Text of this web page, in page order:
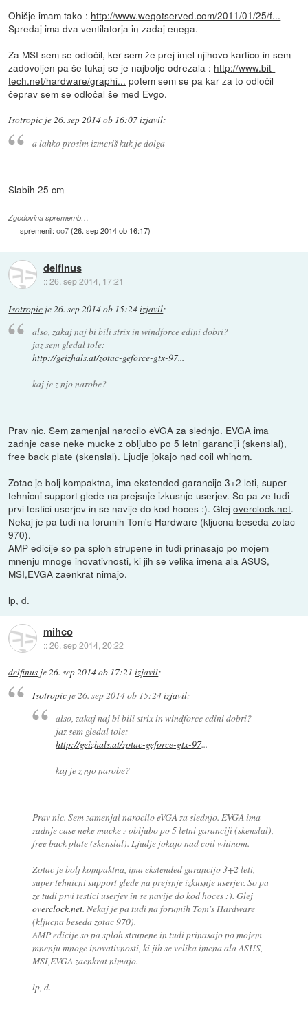
Ohišje imam tako : http://www.wegotserved.com/2011/01/25/f...
Spredaj ima dva ventilatorja in zadaj enega.
Za MSI sem se odločil, ker sem že prej imel njihovo kartico in sem
zadovoljen pa še tukaj se je najbolje odrezala : http://www.bit-
tech.net/hardware/graphi... potem sem se pa kar za to odločil
čeprav sem se odločal še med Evgo.
Isotropic je26. sep 2014 ob 16:07izjavil:
a lahko prosim izmeriš kuk je dolga
Slabih 25 cm
Zgodovina sprememb…
spremenil:oo7(26. sep 2014 ob 16:17)
delfinus
::26. sep 2014, 17:21
Isotropic je26. sep 2014 ob 15:24izjavil:
also, zakaj naj bi bili strix in windforce edini dobri?
jaz sem gledal tole:
http://geizhals.at/zotac-geforce-gtx-97...
kaj je z njo narobe?
Prav nic. Sem zamenjal narocilo eVGA za slednjo. EVGA ima
zadnje case neke mucke z obljubo po 5 letni garanciji (skenslal),
free back plate (skenslal). Ljudje jokajo nad coil whinom.
Zotac je bolj kompaktna, ima ekstended garancijo 3+2 leti, super
tehnicni support glede na prejsnje izkusnje userjev. So pa ze tudi
prvi testici userjev in se navije do kod hoces :). Glejoverclock.net.
Nekaj je pa tudi na forumih Tom's Hardware (kljucna beseda zotac
970).
AMP edicije so pa sploh strupene in tudi prinasajo po mojem
mnenju mnoge inovativnosti, ki jih se velika imena ala ASUS,
MSI,EVGA zaenkrat nimajo.
lp, d.
mihco
::26. sep 2014, 20:22
delfinus je26. sep 2014 ob 17:21 izjavil:
Isotropicje26. sep 2014 ob 15:24izjavil:
also, zakaj naj bi bili strix in windforce edini dobri?
jaz sem gledal tole:
http://geizhals.at/zotac-geforce-gtx-97...
kaj je z njo narobe?
Prav nic. Sem zamenjal narocilo eVGA za slednjo. EVGA ima
zadnje case neke mucke z obljubo po 5 letni garanciji (skenslal),
free back plate (skenslal). Ljudje jokajo nad coil whinom.
Zotac je bolj kompaktna, ima ekstended garancijo 3+2 leti,
super tehnicni support glede na prejsnje izkusnje userjev. So pa
ze tudi prvi testici userjev in se navije do kod hoces :). Glej
overclock.net. Nekaj je pa tudi na forumih Tom's Hardware
(kljucna beseda zotac 970).
AMP edicije so pa sploh strupene in tudi prinasajo po mojem
mnenju mnoge inovativnosti, ki jih se velika imena ala ASUS,
MSI,EVGA zaenkrat nimajo.
lp, d.